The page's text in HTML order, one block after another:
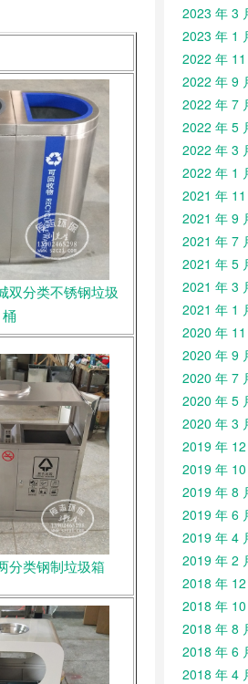
双分类不锈钢垃圾
桶
分类钢制垃圾箱
2023 年 3
2023 年 1
2022 年 11
2022 年 9
2022 年 7
2022 年 5
2022 年 3
2022 年 1
2021 年 11
2021 年 9
2021 年 7
2021 年 5
2021 年 3
2021 年 1
2020 年 11
2020 年 9
2020 年 7
2020 年 5
2020 年 3
2019 年 12
2019 年 10
2019 年 8
2019 年 6
2019 年 4
2019 年 2
2018 年 12
2018 年 10
2018 年 8
2018 年 6
2018 年 4